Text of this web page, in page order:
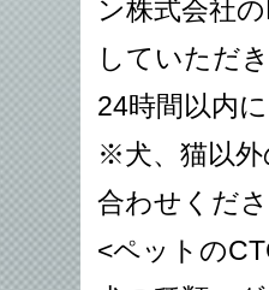
ン株式会社
していただ
24時間以内
※犬、猫以外
合わせくだ
<ペットの